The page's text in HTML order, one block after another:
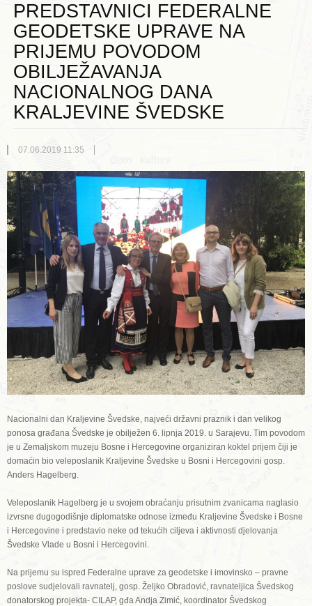
PREDSTAVNICI FEDERALNE
GEODETSKE UPRAVE NA
PRIJEMU POVODOM
OBILJEŽAVANJA
NACIONALNOG DANA
KRALJEVINE ŠVEDSKE
07.06.2019 11:35
Nacionalni dan Kraljevine Švedske, najveći državni praznik i dan velikog
ponosa građana Švedske je obilježen 6. lipnja 2019. u Sarajevu. Tim povodom
je u Zemaljskom muzeju Bosne i Hercegovine organiziran koktel prijem čiji je
domaćin bio veleposlanik Kraljevine Švedske u Bosni i Hercegovini gosp.
Anders Hagelberg.
Veleposlanik Hagelberg je u svojem obraćanju prisutnim zvanicama naglasio
izvrsne dugogodišnje diplomatske odnose između Kraljevine Švedske i Bosne
i Hercegovine i predstavio neke od tekućih ciljeva i aktivnosti djelovanja
Švedske Vlade u Bosni i Hercegovini.
Na prijemu su ispred Federalne uprave za geodetske i imovinsko – pravne
poslove sudjelovali ravnatelj, gosp. Željko Obradović, ravnateljica Švedskog
donatorskog projekta- CILAP, gđa Andja Zimić, koordinator Švedskog